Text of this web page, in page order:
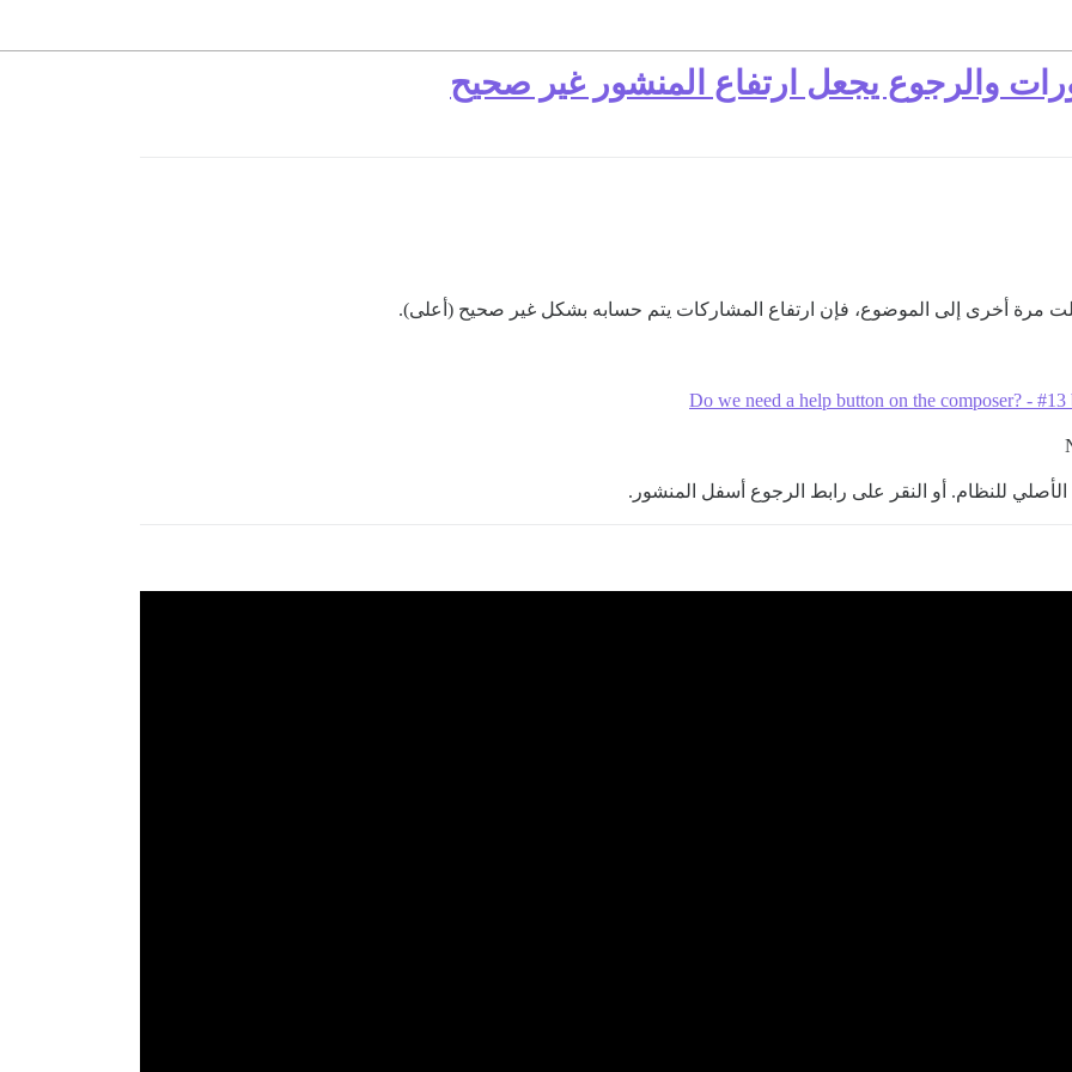
والرجوع يجعل ارتفاع المنشور غير صحيح
مرة أخرى إلى الموضوع، فإن ارتفاع المشاركات يتم حسابه بشكل غير صحيح (أعلى).
Do we need a help button on the composer? -
للنظام. أو النقر على رابط الرجوع أسفل المنشور.